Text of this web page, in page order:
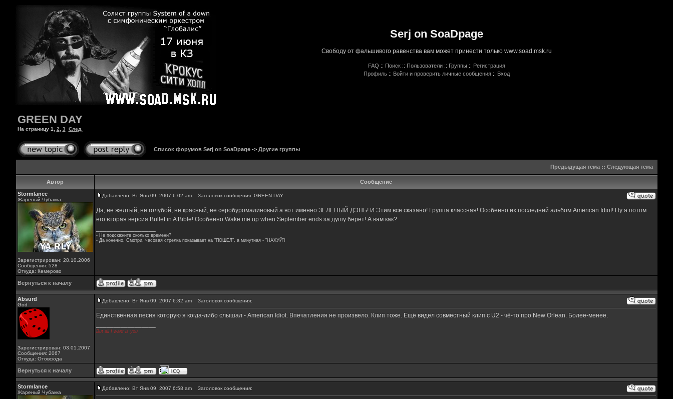
Serj on SoaDpage
Свободу от фальшивого равенства вам может принести только www.soad.msk.ru
FAQ :: Поиск :: Пользователи :: Группы :: Регистрация
Профиль :: Войти и проверить личные сообщения :: Вход
GREEN DAY
На страницу 1 2 3 След.
Список форумов Serj on SoaDpage-> Другие группы
Предыдущая тема:: Следующая тема
Автор
Сообщение
Stormlance
Жареный Чубакка
Зарегистрирован: 28.10.2006
Сообщения: 528
Откуда: Кемерово
Добавлено: Вт Янв 09, 2007 6:02 am Заголовок сообщения: GREEN DAY
Да, не желтый, не голубой, не красный, не серобуромалиновый а вот именно ЗЕЛЕНЫЙ ДЭНЬ! И Этим все сказано! Группа классная! Особенно их последний альбом American Idiot! Ну а потом
его вторая версия Bullet in A Bible! Особенно Wake me up when September ends за душу берет! А вам как?
- Не подскажите сколько времени?
- Да конечно. Смотри, часовая стрелка показывает на "ПОШЕЛ", а минутная - "НАХУЙ"!
Вернуться к началу
Absurd
God
Зарегистрирован: 03.01.2007
Сообщения: 2067
Откуда: Отовсюда
Добавлено: Вт Янв 09, 2007 6:32 am Заголовок сообщения:
Единственная песня которую я когда-либо слышал - American Idiot. Впечатления не произвело. Клип тоже. Ещё видел совместный клип с U2 - чё-то про New Orlean. Более-менее.
But all I want is you
Вернуться к началу
Stormlance
Жареный Чубакка
Добавлено: Вт Янв 09, 2007 6:58 am Заголовок сообщения: